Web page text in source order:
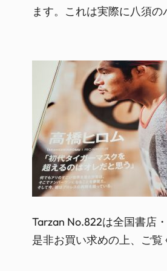
ます。これは実際に八須
Tarzan No.822は全国書店
是非お買い求めの上、ご覧